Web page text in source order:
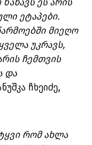
ეს არის
ეტაპები.
მიეღო
უკრავს,
ჩემთვის
და
ჩხეიძე,
რომ ახლა